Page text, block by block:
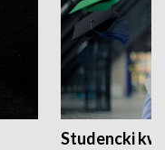
Studencki